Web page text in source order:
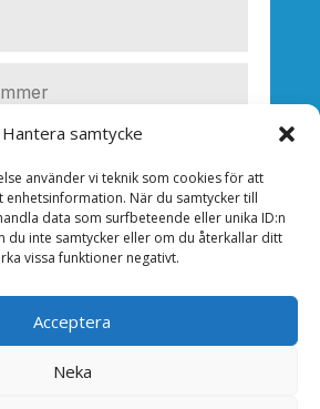
Hantera samtycke
använder vi teknik som cookies för att
enhetsinformation. När du samtycker till
data som surfbeteende eller unika ID:n
du inte samtycker eller om du återkallar ditt
vissa funktioner negativt.
Acceptera
Neka